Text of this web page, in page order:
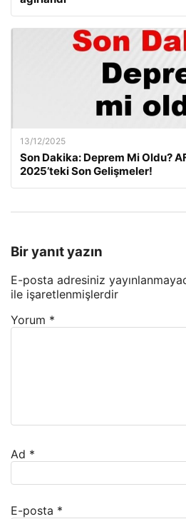
13/12/2025
Son Dakika: Deprem Mi Oldu?
2025’teki Son Gelişmeler!
Bir yanıt yazın
E-posta adresiniz
ile işaretlenmişlerdir
Yorum *
Ad *
E-posta *